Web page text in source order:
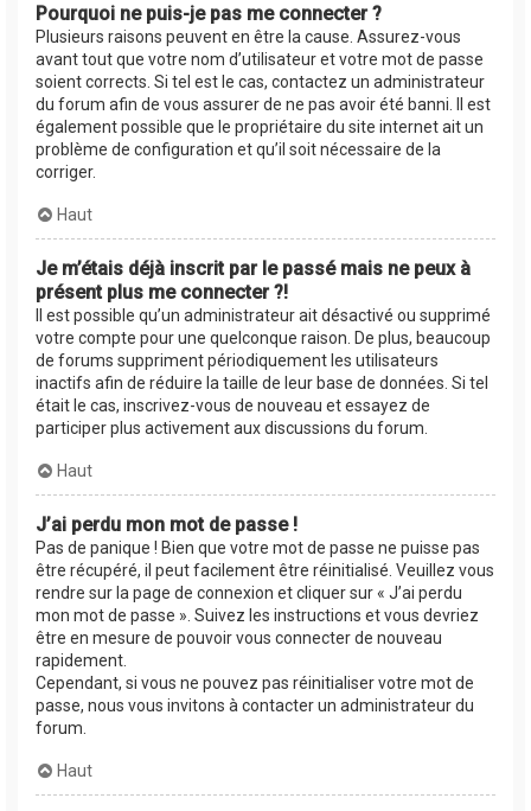
Pourquoi ne puis-je pas me connecter ?
Plusieurs raisons peuvent en être la cause. Assurez-vous
avant tout que votre nom d’utilisateur et votre mot de passe
soient corrects. Si tel est le cas, contactez un administrateur
du forum afin de vous assurer de ne pas avoir été banni. Il est
également possible que le propriétaire du site internet ait un
problème de configuration et qu’il soit nécessaire de la
corriger.
Haut
Je m’étais déjà inscrit par le passé mais ne peux à
présent plus me connecter ?!
Il est possible qu’un administrateur ait désactivé ou supprimé
votre compte pour une quelconque raison. De plus, beaucoup
de forums suppriment périodiquement les utilisateurs
inactifs afin de réduire la taille de leur base de données. Si tel
était le cas, inscrivez-vous de nouveau et essayez de
participer plus activement aux discussions du forum.
Haut
J’ai perdu mon mot de passe !
Pas de panique ! Bien que votre mot de passe ne puisse pas
être récupéré, il peut facilement être réinitialisé. Veuillez vous
rendre sur la page de connexion et cliquer sur « J’ai perdu
mon mot de passe ». Suivez les instructions et vous devriez
être en mesure de pouvoir vous connecter de nouveau
rapidement.
Cependant, si vous ne pouvez pas réinitialiser votre mot de
passe, nous vous invitons à contacter un administrateur du
forum.
Haut